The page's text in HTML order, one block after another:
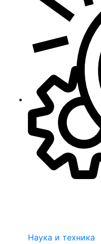
Наука и техника